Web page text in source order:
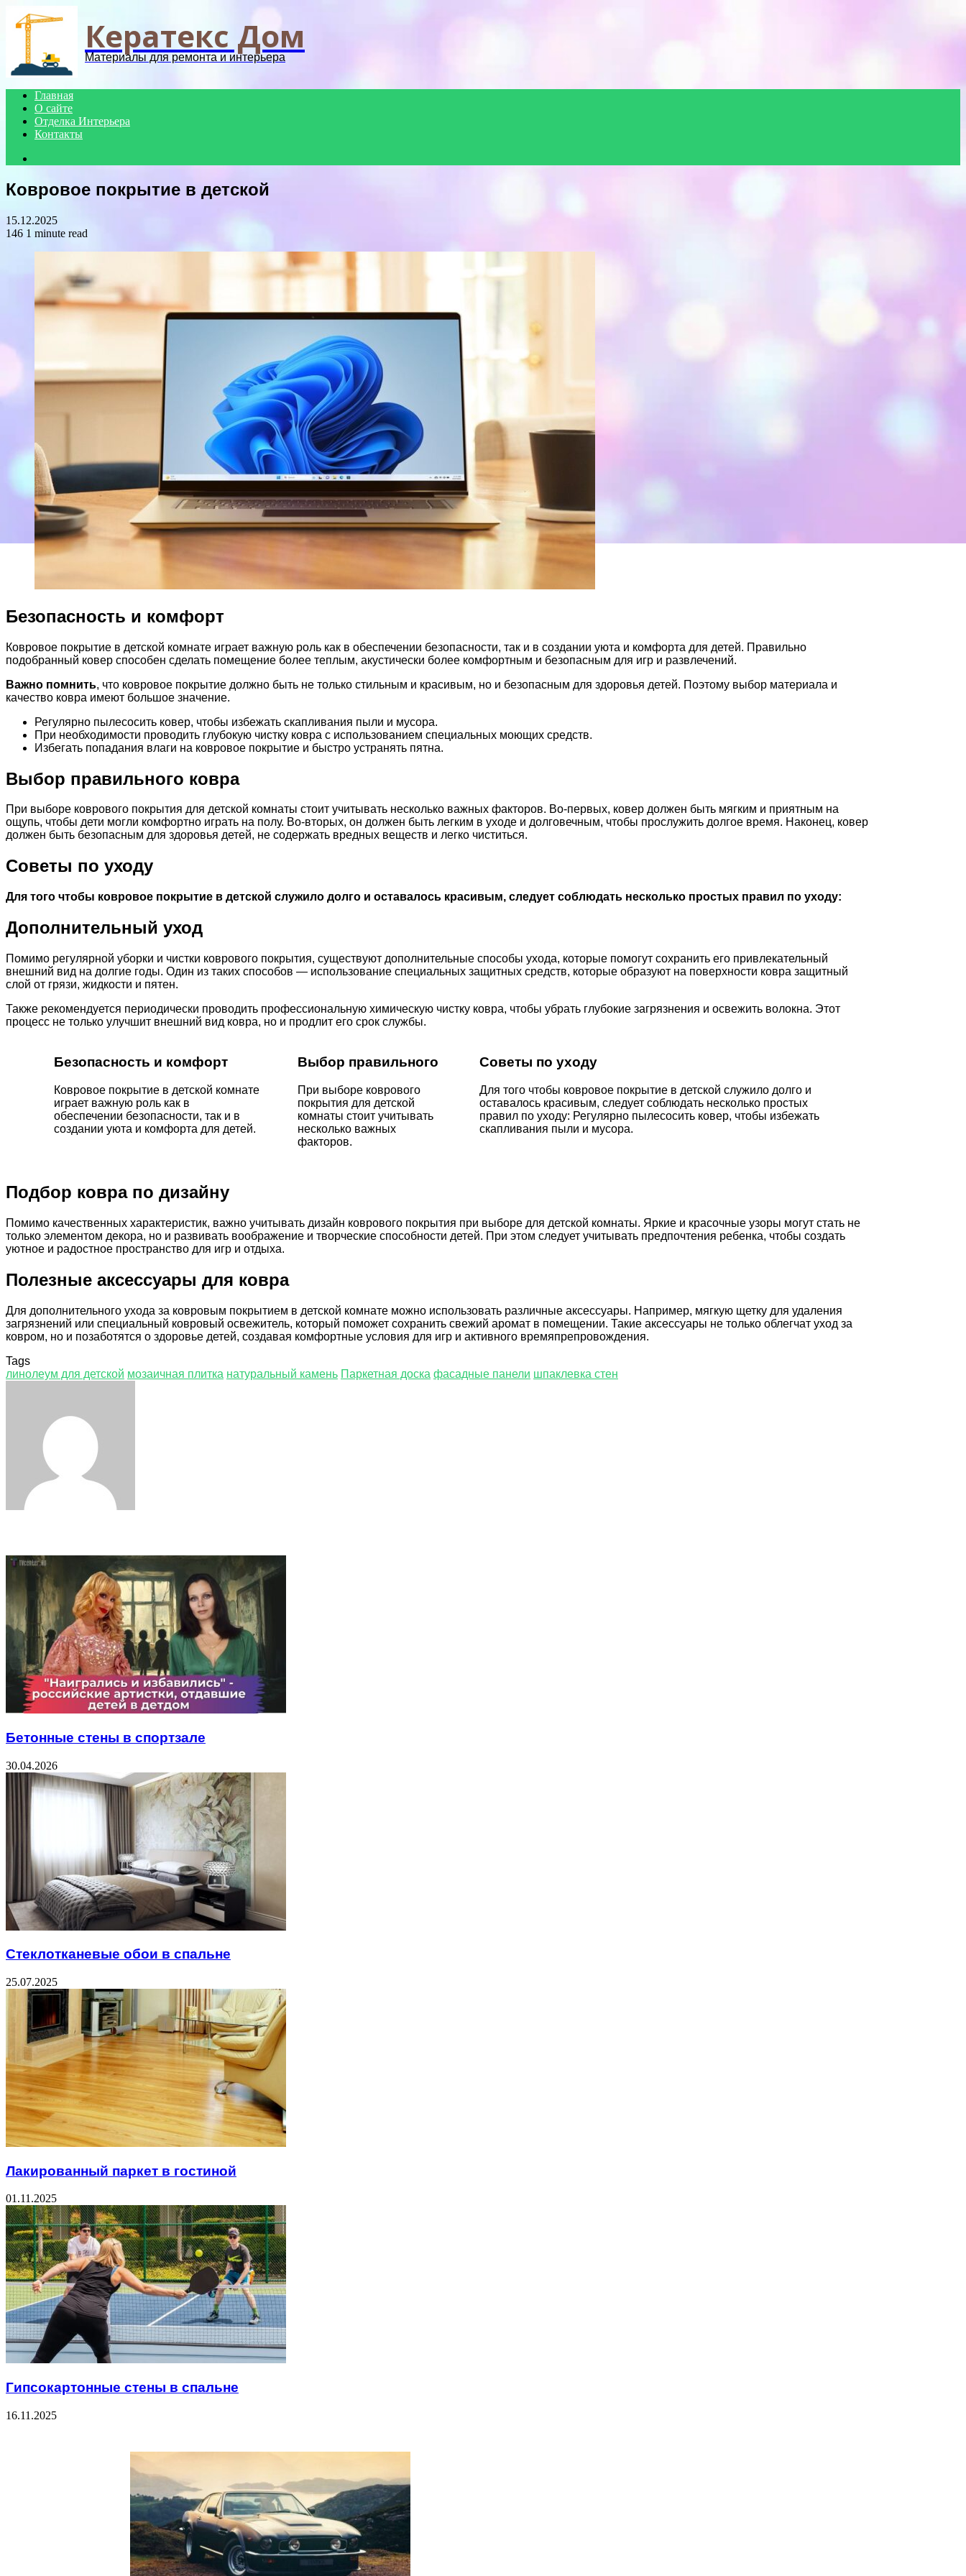
Menu
Кератекс Дом
Материалы для ремонта и интерьера
Главная
О сайте
Отделка Интерьера
Контакты
Ковровое покрытие в детской
15.12.2025
146 1 minute read
Безопасность и комфорт
Ковровое покрытие в детской комнате играет важную роль как в обеспечении безопасности, так и в создании уюта и комфорта для детей. Правильно
подобранный ковер способен сделать помещение более теплым, акустически более комфортным и безопасным для игр и развлечений.
Важно помнить, что ковровое покрытие должно быть не только стильным и красивым, но и безопасным для здоровья детей. Поэтому выбор материала и
качество ковра имеют большое значение.
Регулярно пылесосить ковер, чтобы избежать скапливания пыли и мусора.
При необходимости проводить глубокую чистку ковра с использованием специальных моющих средств.
Избегать попадания влаги на ковровое покрытие и быстро устранять пятна.
Выбор правильного ковра
При выборе коврового покрытия для детской комнаты стоит учитывать несколько важных факторов. Во-первых, ковер должен быть мягким и приятным на
ощупь, чтобы дети могли комфортно играть на полу. Во-вторых, он должен быть легким в уходе и долговечным, чтобы прослужить долгое время. Наконец, ковер
должен быть безопасным для здоровья детей, не содержать вредных веществ и легко чиститься.
Советы по уходу
Для того чтобы ковровое покрытие в детской служило долго и оставалось красивым, следует соблюдать несколько простых правил по уходу:
Дополнительный уход
Помимо регулярной уборки и чистки коврового покрытия, существуют дополнительные способы ухода, которые помогут сохранить его привлекательный
внешний вид на долгие годы. Один из таких способов — использование специальных защитных средств, которые образуют на поверхности ковра защитный
слой от грязи, жидкости и пятен.
Также рекомендуется периодически проводить профессиональную химическую чистку ковра, чтобы убрать глубокие загрязнения и освежить волокна. Этот
процесс не только улучшит внешний вид ковра, но и продлит его срок службы.
Безопасность и комфорт
Ковровое покрытие в детской комнате
играет важную роль как в
обеспечении безопасности, так и в
создании уюта и комфорта для детей.
Выбор правильного
При выборе коврового
покрытия для детской
комнаты стоит учитывать
несколько важных
факторов.
Советы по уходу
Для того чтобы ковровое покрытие в детской служило долго и
оставалось красивым, следует соблюдать несколько простых
правил по уходу: Регулярно пылесосить ковер, чтобы избежать
скапливания пыли и мусора.
Подбор ковра по дизайну
Помимо качественных характеристик, важно учитывать дизайн коврового покрытия при выборе для детской комнаты. Яркие и красочные узоры могут стать не
только элементом декора, но и развивать воображение и творческие способности детей. При этом следует учитывать предпочтения ребенка, чтобы создать
уютное и радостное пространство для игр и отдыха.
Полезные аксессуары для ковра
Для дополнительного ухода за ковровым покрытием в детской комнате можно использовать различные аксессуары. Например, мягкую щетку для удаления
загрязнений или специальный ковровый освежитель, который поможет сохранить свежий аромат в помещении. Такие аксессуары не только облегчат уход за
ковром, но и позаботятся о здоровье детей, создавая комфортные условия для игр и активного времяпрепровождения.
Tags
линолеум для детской мозаичная плитка натуральный камень Паркетная доска фасадные панели шпаклевка стен
Бетонные стены в спортзале
30.04.2026
Стеклотканевые обои в спальне
25.07.2025
Лакированный паркет в гостиной
01.11.2025
Гипсокартонные стены в спальне
16.11.2025